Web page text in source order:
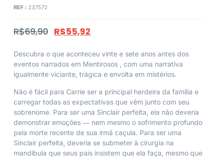
REF : 237572
R$69,90 R$55,92
Descubra o que aconteceu vinte e sete anos antes dos
eventos narrados em Mentirosos , com uma narrativa
igualmente viciante, trágica e envolta em mistérios.
Não é fácil para Carrie ser a principal herdeira da família e
carregar todas as expectativas que vêm junto com seu
sobrenome. Para ser uma Sinclair perfeita, ela não deveria
demonstrar emoções ― nem mesmo o sofrimento profundo
pela morte recente de sua irmã caçula. Para ser uma
Sinclair perfeita, deveria se submeter à cirurgia na
mandíbula que seus pais insistem que ela faça, mesmo que